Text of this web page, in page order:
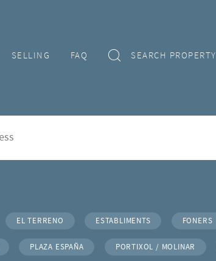
SELLING FAQ SEARCH PROPERTY
Mallorca
EL TERRENO ESTABLIMENTS FONERS
PLAZA ESPAÑA PORTIXOL / MOLINAR